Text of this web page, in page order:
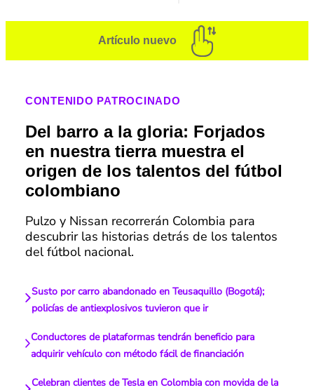
Artículo nuevo
CONTENIDO PATROCINADO
Del barro a la gloria: Forjados
en nuestra tierra muestra el
origen de los talentos del fútbol
colombiano
Pulzo y Nissan recorrerán Colombia para
descubrir las historias detrás de los talentos
del fútbol nacional.
Susto por carro abandonado en Teusaquillo (Bogotá);
policías de antiexplosivos tuvieron que ir
Conductores de plataformas tendrán beneficio para
adquirir vehículo con método fácil de financiación
Celebran clientes de Tesla en Colombia con movida de la